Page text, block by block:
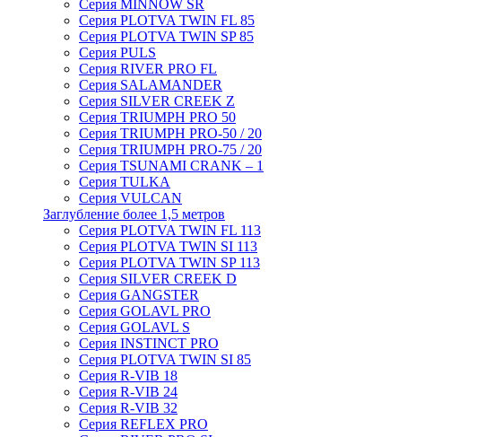
Серия MINNOW SR
Серия PLOTVA TWIN FL 85
Серия PLOTVA TWIN SP 85
Серия PULS
Серия RIVER PRO FL
Серия SALAMANDER
Серия SILVER CREEK Z
Серия TRIUMPH PRO 50
Серия TRIUMPH PRO-50 / 20
Серия TRIUMPH PRO-75 / 20
Серия TSUNAMI CRANK – 1
Серия TULKA
Серия VULCAN
Заглубление более 1,5 метров
Серия PLOTVA TWIN FL 113
Серия PLOTVA TWIN SI 113
Серия PLOTVA TWIN SP 113
Серия SILVER CREEK D
Серия GANGSTER
Серия GOLAVL PRO
Серия GOLAVL S
Серия INSTINCT PRO
Серия PLOTVA TWIN SI 85
Серия R-VIB 18
Серия R-VIB 24
Серия R-VIB 32
Серия REFLEX PRO